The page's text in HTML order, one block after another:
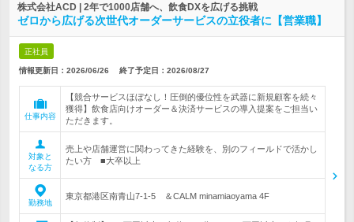
株式会社ACD | 2年で1000店舗へ、飲食DXを広げる挑戦
ゼロから広げる次世代オーダーサービスの立役者に【営業職】
正社員
情報更新日：2026/06/26 終了予定日： 2026/08/27
仕事内容
【競合サービスほぼなし！圧倒的優位性を武器に新規顧客を続々
獲得】飲食店向けオーダー＆決済サービスの導入提案をご担当い
ただきます。
対象と
なる方
売上や店舗運営に関わってきた経験を、別のフィールドで活かし
たい方 ■大卒以上
勤務地
東京都港区南青山7-1-5 ＆CALM minamiaoyama 4F